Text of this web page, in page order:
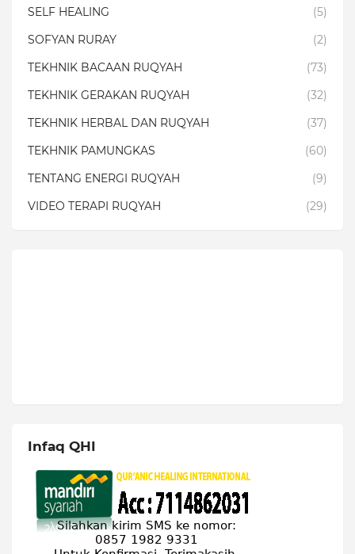
SELF HEALING
(5)
SOFYAN RURAY
(2)
TEKHNIK BACAAN RUQYAH
(73)
TEKHNIK GERAKAN RUQYAH
(32)
TEKHNIK HERBAL DAN RUQYAH
(37)
TEKHNIK PAMUNGKAS
(60)
TENTANG ENERGI RUQYAH
(9)
VIDEO TERAPI RUQYAH
(29)
Infaq QHI